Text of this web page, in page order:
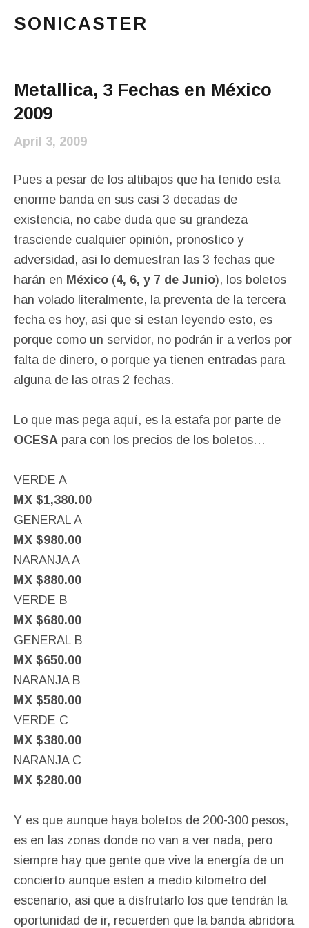
SONICASTER
Metallica, 3 Fechas en México
2009
April 3, 2009
Pues a pesar de los altibajos que ha tenido esta
enorme banda en sus casi 3 decadas de
existencia, no cabe duda que su grandeza
trasciende cualquier opinión, pronostico y
adversidad, asi lo demuestran las 3 fechas que
harán en México (4, 6, y 7 de Junio), los boletos
han volado literalmente, la preventa de la tercera
fecha es hoy, asi que si estan leyendo esto, es
porque como un servidor, no podrán ir a verlos por
falta de dinero, o porque ya tienen entradas para
alguna de las otras 2 fechas.
Lo que mas pega aquí, es la estafa por parte de
OCESA para con los precios de los boletos…
VERDE A
MX $1,380.00
GENERAL A
MX $980.00
NARANJA A
MX $880.00
VERDE B
MX $680.00
GENERAL B
MX $650.00
NARANJA B
MX $580.00
VERDE C
MX $380.00
NARANJA C
MX $280.00
Y es que aunque haya boletos de 200-300 pesos,
es en las zonas donde no van a ver nada, pero
siempre hay que gente que vive la energía de un
concierto aunque esten a medio kilometro del
escenario, asi que a disfrutarlo los que tendrán la
oportunidad de ir, recuerden que la banda abridora